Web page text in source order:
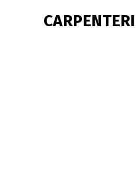
D'ARIANE